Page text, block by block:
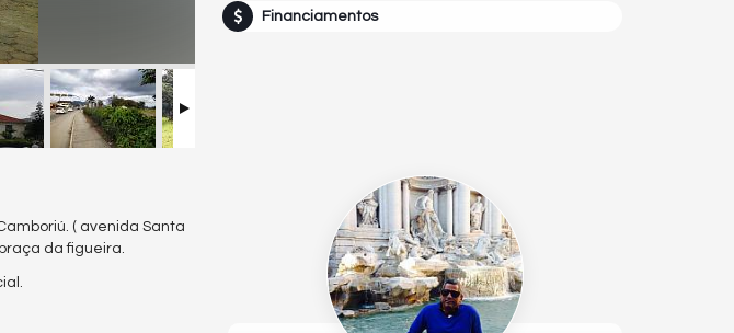
Financiamentos
( avenida Santa
da figueira.